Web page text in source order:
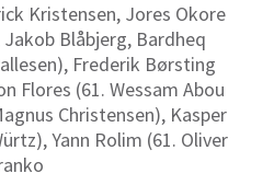
Kristensen, Jores Okore
Blåbjerg, Bardheq
Frederik Børsting
Flores (61. Wessam Abou
Christensen), Kasper
Yann Rolim (61. Oliver